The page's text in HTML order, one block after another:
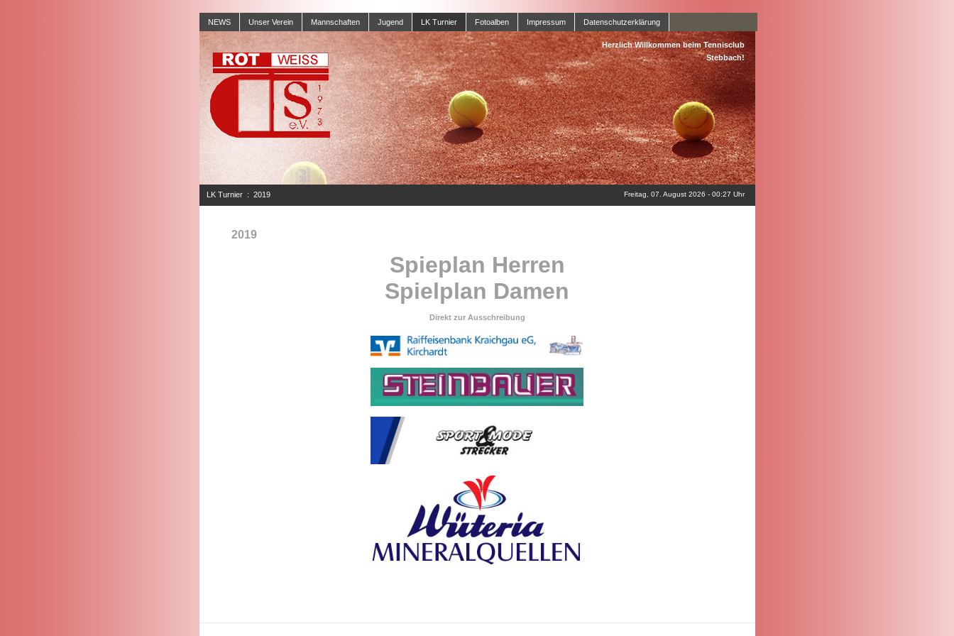
NEWS Unser Verein Mannschaften Jugend LK Turnier Fotoalben Impressum Datenschutzerklärung
Herzlich Willkommen beim Tennisclub
Stebbach!
LK Turnier : 2019 Freitag, 07. August 2026 - 00:27 Uhr
2019
Spieplan Herren
Spielplan Damen
Direkt zur Ausschreibung